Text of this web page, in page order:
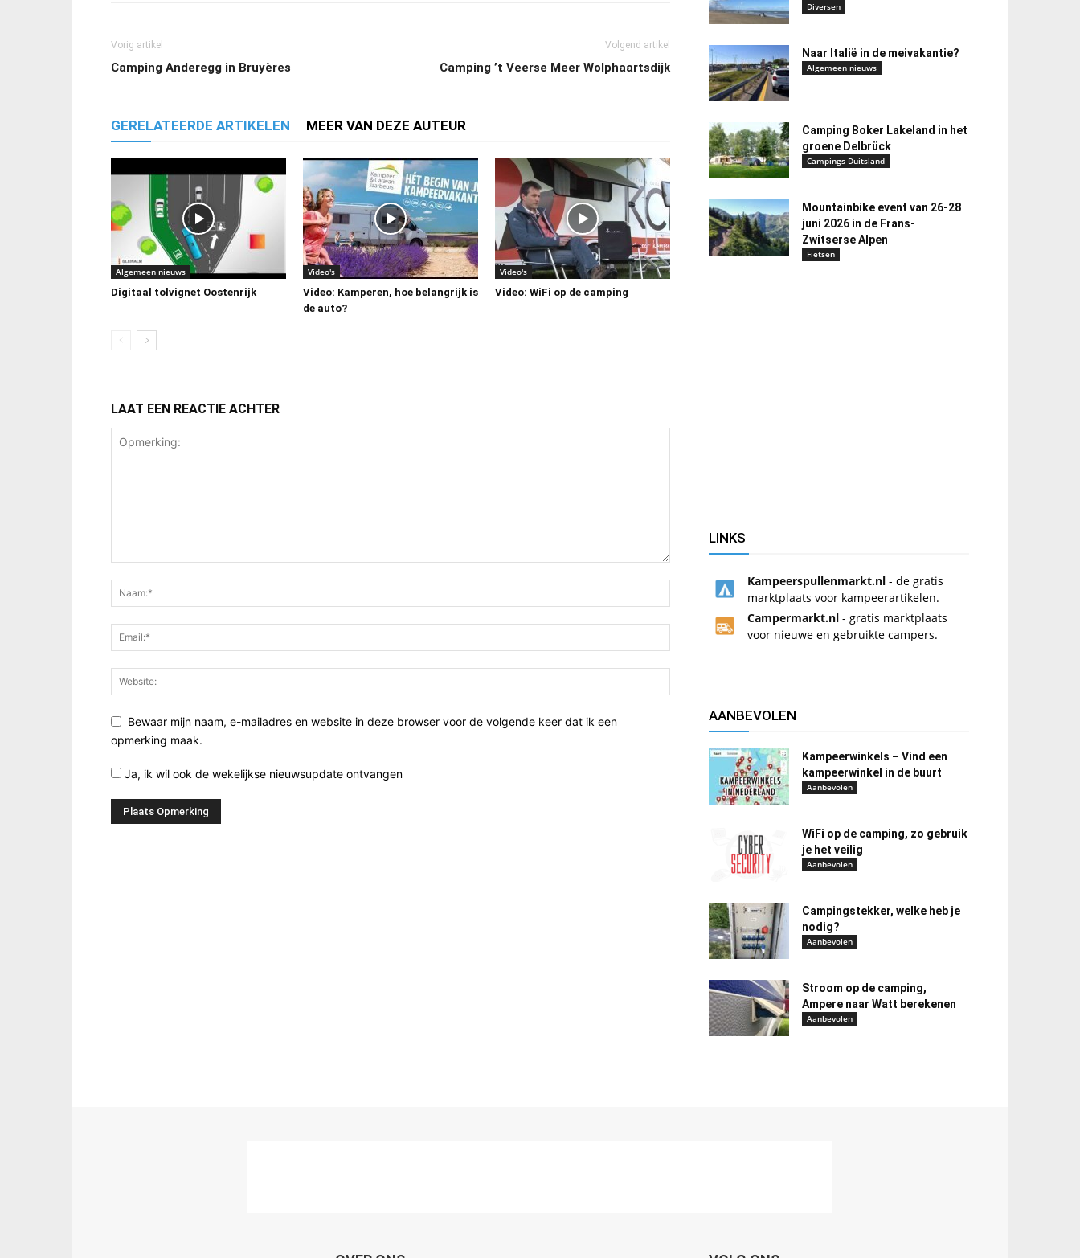
Vorig artikel
Camping Anderegg in Bruyères
Volgend artikel
Camping ’t Veerse Meer Wolphaartsdijk
GERELATEERDE ARTIKELEN MEER VAN DEZE AUTEUR
Algemeen nieuws
Digitaal tolvignet Oostenrijk
Video's
Video: Kamperen, hoe belangrijk is
de auto?
Video's
Video: WiFi op de camping
LAAT EEN REACTIE ACHTER
Bewaar mijn naam, e-mailadres en website in deze browser voor de volgende keer dat ik een
opmerking maak.
Ja, ik wil ook de wekelijkse nieuwsupdate ontvangen
Diversen
Naar Italië in de meivakantie?
Algemeen nieuws
Camping Boker Lakeland in het
groene Delbrück
Campings Duitsland
Mountainbike event van 26-28
juni 2026 in de Frans-
Zwitserse Alpen
Fietsen
LINKS
Kampeerspullenmarkt.nl - de gratis
marktplaats voor kampeerartikelen.
Campermarkt.nl - gratis marktplaats
voor nieuwe en gebruikte campers.
AANBEVOLEN
Kampeerwinkels – Vind een
kampeerwinkel in de buurt
Aanbevolen
WiFi op de camping, zo gebruik
je het veilig
Aanbevolen
Campingstekker, welke heb je
nodig?
Aanbevolen
Stroom op de camping,
Ampere naar Watt berekenen
Aanbevolen